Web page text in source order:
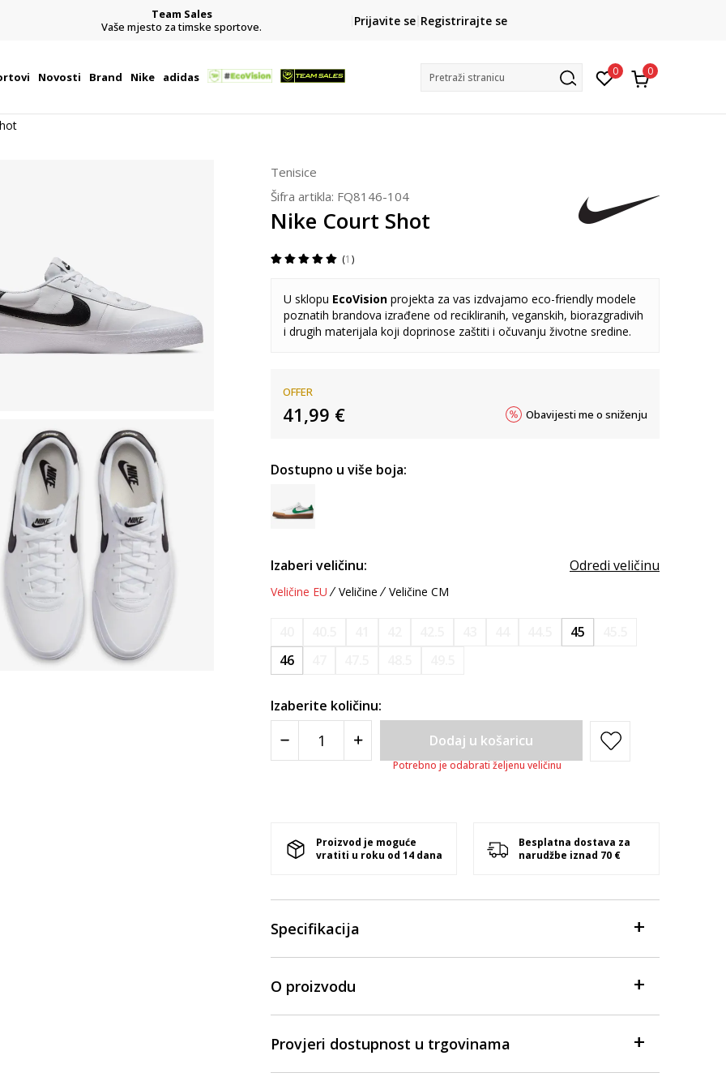
CLICK& COLLECT
besplatno preuzimanje u trgovini
3 do 5 radnih dana
Prijavite se Registrirajte se
Novosti Brand Nike adidas Pretraži stranicu 0 0
Tenisice
Šifra artikla: FQ8146-104
Nike Court Shot
1
U sklopu EcoVision projekta za vas izdvajamo eco-friendly modele
poznatih brandova izrađene od recikliranih, veganskih, biorazgradivih
i drugih materijala koji doprinose zaštiti i očuvanju životne sredine.
OFFER
41,99 € Obavijesti me o sniženju
Dostupno u više boja:
Izaberi veličinu: Odredi veličinu
Veličine EU Veličine Veličine CM
45
46
Izaberite količinu:
Dodaj u košaricu
Potrebno je odabrati željenu veličinu
Proizvod je moguće
vratiti u roku od 14 dana
Besplatna dostava za
narudžbe iznad 70 €
Specifikacija
O proizvodu
Provjeri dostupnost u trgovinama